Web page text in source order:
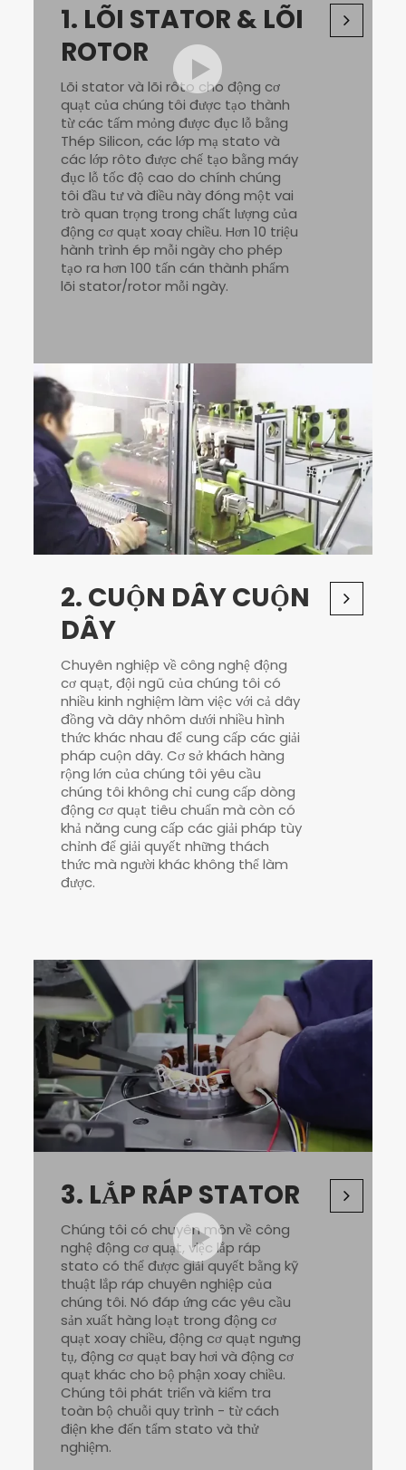
1. LÕI STATOR & LÕI
ROTOR
Lõi stator và lõi rôto cho động cơ
quạt của chúng tôi được tạo thành
từ các tấm mỏng được đục lỗ bằng
Thép Silicon, các lớp mạ stato và
các lớp rôto được chế tạo bằng máy
đục lỗ tốc độ cao do chính chúng
tôi đầu tư và điều này đóng một vai
trò quan trọng trong chất lượng của
động cơ quạt xoay chiều. Hơn 10 triệu
hành trình ép mỗi ngày cho phép
tạo ra hơn 100 tấn cán thành phẩm
lõi stator/rotor mỗi ngày.
2. CUỘN DÂY CUỘN
DÂY
Chuyên nghiệp về công nghệ động
cơ quạt, đội ngũ của chúng tôi có
nhiều kinh nghiệm làm việc với cả dây
đồng và dây nhôm dưới nhiều hình
thức khác nhau để cung cấp các giải
pháp cuộn dây. Cơ sở khách hàng
rộng lớn của chúng tôi yêu cầu
chúng tôi không chỉ cung cấp dòng
động cơ quạt tiêu chuẩn mà còn có
khả năng cung cấp các giải pháp tùy
chỉnh để giải quyết những thách
thức mà người khác không thể làm
được.
3. LẮP RÁP STATOR
Chúng tôi có chuyên môn về công
nghệ động cơ quạt, việc lắp ráp
stato có thể được giải quyết bằng kỹ
thuật lắp ráp chuyên nghiệp của
chúng tôi. Nó đáp ứng các yêu cầu
sản xuất hàng loạt trong động cơ
quạt xoay chiều, động cơ quạt ngưng
tụ, động cơ quạt bay hơi và động cơ
quạt khác cho bộ phận xoay chiều.
Chúng tôi phát triển và kiểm tra
toàn bộ chuỗi quy trình - từ cách
điện khe đến tẩm stato và thử
nghiệm.